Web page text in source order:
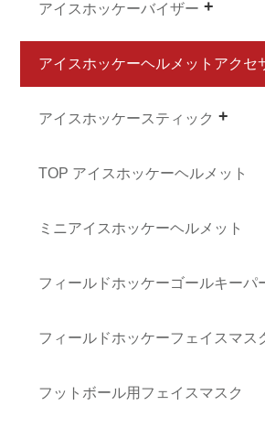
アイスホッケーバイザー
アイスホッケーヘルメットアクセ
アイスホッケースティック
TOP アイスホッケーヘルメット
ミニアイスホッケーヘルメット
フィールドホッケーゴールキーパ
フィールドホッケーフェイスマス
フットボール用フェイスマスク